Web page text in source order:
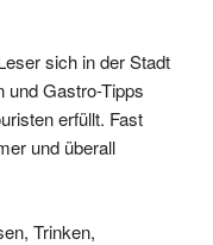
sich in der Stadt
und Gastro-Tipps
erfüllt. Fast
und überall
Trinken,